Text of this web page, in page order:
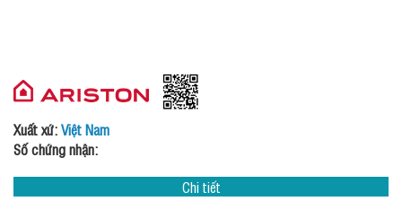
Xuất xứ:Việt Nam
Số chứng nhận:
Chi tiết